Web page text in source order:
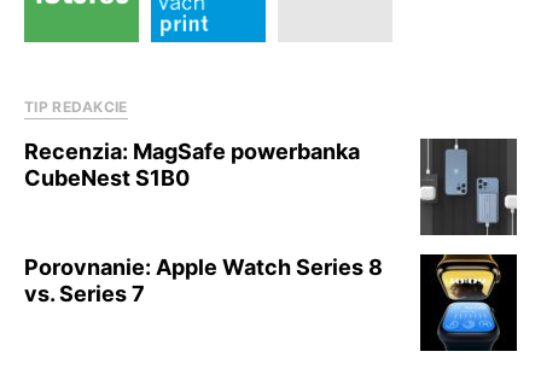
TIP REDAKCIE
Recenzia: MagSafe powerbanka
CubeNest S1B0
Porovnanie: Apple Watch Series 8
vs. Series 7